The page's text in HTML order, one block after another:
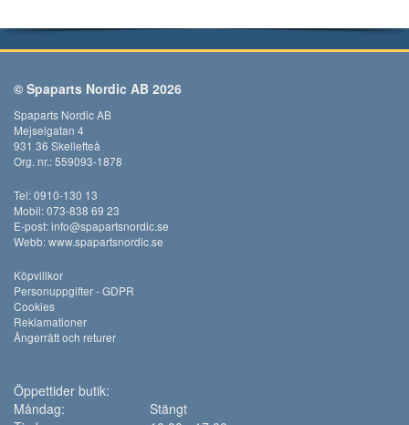
© Spaparts Nordic AB 2026
Spaparts Nordic AB
Mejselgatan 4
931 36 Skellefteå
Org. nr.: 559093-1878
Tel: 0910-130 13
Mobil: 073-838 69 23
E-post:info@spapartsnordic.se
Webb:www.spapartsnordic.se
Köpvillkor
Personuppgifter - GDPR
Cookies
Reklamationer
Ångerrätt och returer
Öppettider butik:
Måndag:
Stängt